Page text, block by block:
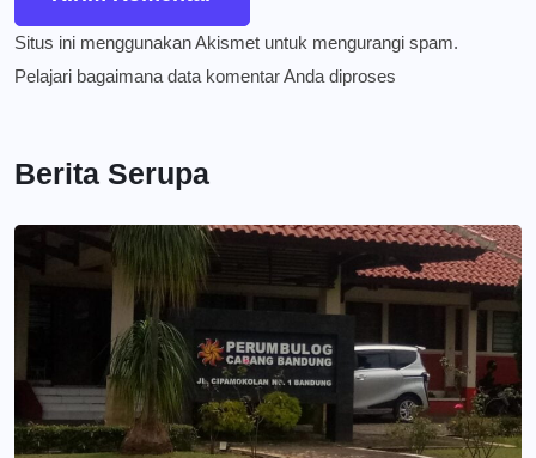
Situs ini menggunakan Akismet untuk mengurangi spam.
Pelajari bagaimana data komentar Anda diproses
Berita Serupa